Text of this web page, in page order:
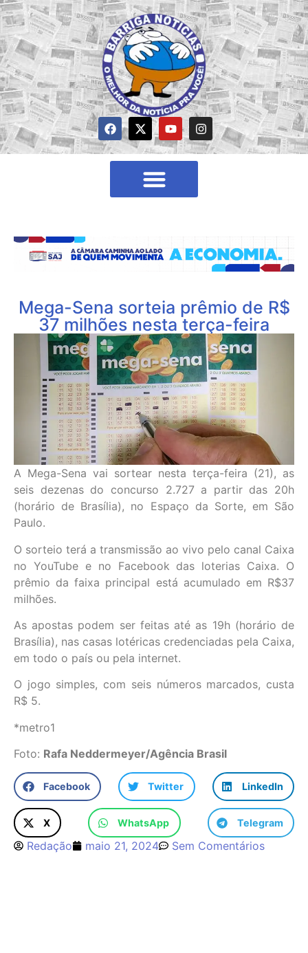
Mega-Sena sorteia prêmio de R$
37 milhões nesta terça-feira
A Mega-Sena vai sortear nesta terça-feira (21), as
seis dezenas do concurso 2.727 a partir das 20h
(horário de Brasília), no Espaço da Sorte, em São
Paulo.
O sorteio terá a transmissão ao vivo pelo canal Caixa
no YouTube e no Facebook das loterias Caixa. O
prêmio da faixa principal está acumulado em R$37
milhões.
As apostas podem ser feitas até as 19h (horário de
Brasília), nas casas lotéricas credenciadas pela Caixa,
em todo o país ou pela internet.
O jogo simples, com seis números marcados, custa
R$ 5.
*metro1
Foto: Rafa Neddermeyer/Agência Brasil
Facebook Twitter LinkedIn
X WhatsApp Telegram
Redação maio 21, 2024 Sem Comentários